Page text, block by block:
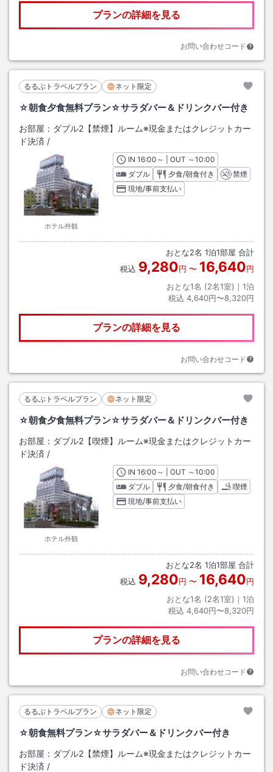
プランの詳細を見る
お問い合わせコード
るるぶトラベルプラン ネット限定
☆朝食夕食無料プラン☆サラダバー＆ドリンクバー付き
お部屋： ダブル2【禁煙】ルーム※現金またはクレジットカー
ド決済 /
ホテル外観
INチェックイン
16:00 ～ | OUT チェックアウト
～10:00
ダブル
夕食/朝食付き
禁煙
現地/事前支払い
おとな2名 1泊1部屋 合計
税込 9,280円 〜 16,640円
おとな1名 (2名1室)｜ 1泊
税込 4,640円〜8,320円
プランの詳細を見る
お問い合わせコード
るるぶトラベルプラン ネット限定
☆朝食夕食無料プラン☆サラダバー＆ドリンクバー付き
お部屋： ダブル2【喫煙】ルーム※現金またはクレジットカー
ド決済 /
ホテル外観
INチェックイン
16:00 ～ | OUT チェックアウト
～10:00
ダブル
夕食/朝食付き
喫煙
現地/事前支払い
おとな2名 1泊1部屋 合計
税込 9,280円 〜 16,640円
おとな1名 (2名1室)｜ 1泊
税込 4,640円〜8,320円
プランの詳細を見る
お問い合わせコード
るるぶトラベルプラン ネット限定
☆朝食無料プラン☆サラダバー＆ドリンクバー付き
お部屋： ダブル2【禁煙】ルーム※現金またはクレジットカー
ド決済 /